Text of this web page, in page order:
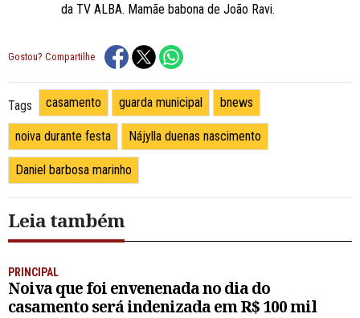
da TV ALBA. Mamãe babona de João Ravi.
Gostou? Compartilhe
Tags casamento guarda municipal bnews
noiva durante festa Nájylla duenas nascimento
Daniel barbosa marinho
Leia também
PRINCIPAL
Noiva que foi envenenada no dia do
casamento será indenizada em R$ 100 mil